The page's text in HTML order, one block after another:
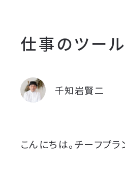
仕事のツー
千知岩賢二
こんにちは。チーフプ